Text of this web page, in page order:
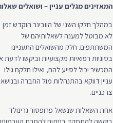
המאזינים מגלים עניין – ושואלים
במהלך חלקו השני של הוובינר הוקדש זמן
לא מבוטל למענה לשאלותיהם של
המשתתפים. חלק מהשואלים התעניינו
בסוגיות רפואיות מקצועיות וביקשו לדעת
המכשיר יכול לסייע להם, ואילו חלקם גילו
עניין דווקא בהתנהלות מול החברה
צרכניים.
אחת השאלות שנשאל פרופסור גרינולד